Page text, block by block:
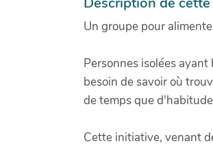
Un groupe pour
Personnes isolées
besoin de savoir où
de temps que
Cette initiative, venant